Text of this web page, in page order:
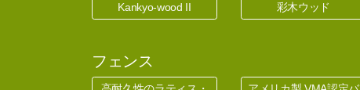
Kankyo-wood II
彩木ウッド
フェンス